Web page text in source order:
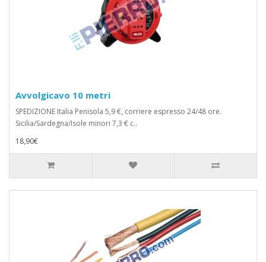
Avvolgicavo 10 metri
SPEDIZIONE Italia Penisola 5,9 €, corriere espresso 24/48 ore.
Sicilia/Sardegna/Isole minori 7,3 € c..
18,90€